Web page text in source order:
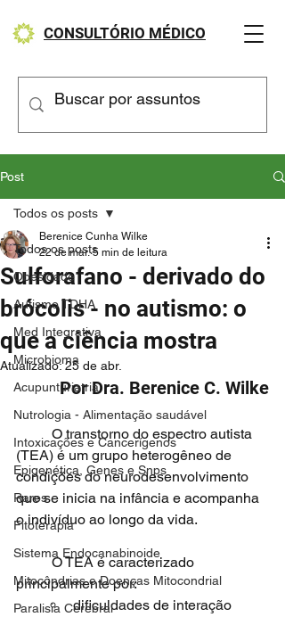
CONSULTÓRIO MÉDICO
Post
Todos os posts
Obesidade
Autismo TDHA
Med Integrativa
Microbioma
Acupunturiatria
Nutrologia - Alimentação saudável
Intoxicações e Cancerígenos
Epigenética, Genes e Snps
Raros
Fitoterapia
Sistema Endocanabinoide
Mitocôndrias e Doenças Mitocondrial
Paralisia Cerebral
Todos os posts
Sulforafano - derivado do
brócolis - no autismo: o
que a ciência mostra
Berenice Cunha Wilke
22 de mar. 5 min de leitura
Atualizado:25 de abr.
Por Dra. Berenice C. Wilke
	O transtorno do espectro autista
(TEA) é um grupo heterogêneo de
condições do neurodesenvolvimento
que se inicia na infância e acompanha
o indivíduo ao longo da vida.
	O TEA é caracterizado
principalmente por:
dificuldades de interação